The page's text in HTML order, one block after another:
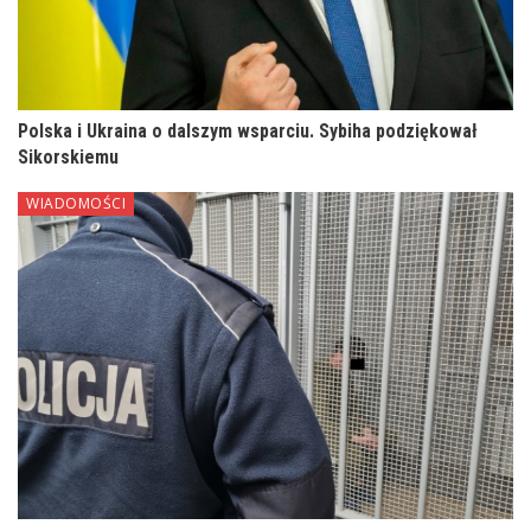
Polska i Ukraina o dalszym wsparciu. Sybiha podziękował
Sikorskiemu
WIADOMOŚCI